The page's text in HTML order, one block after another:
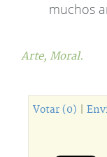
muchos
Arte, Moral.
Votar (0)